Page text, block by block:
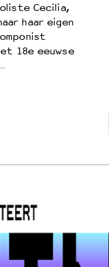
Cecilia,
haar eigen
18e eeuwse